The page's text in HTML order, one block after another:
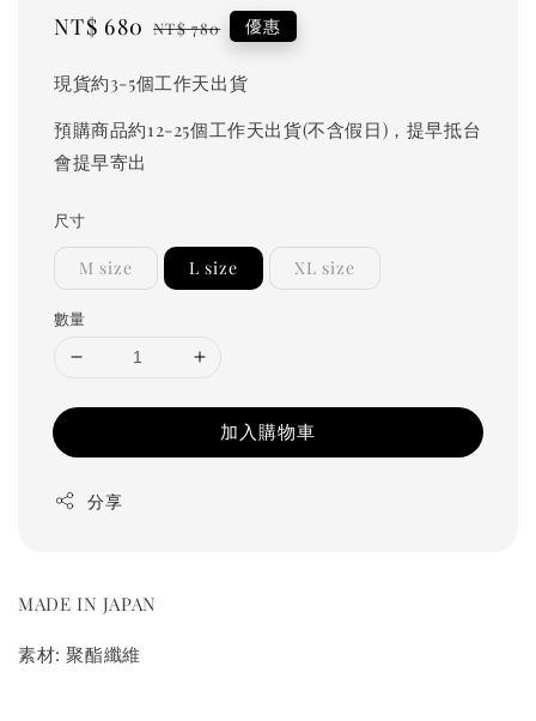
Sale
NT$ 680 Regular
NT$ 780 優惠
現貨約3-5個工作天出貨
預購商品約12-25個工作天出貨(不含假日)，提早抵台
會提早寄出
尺寸
M size L size XL size
數量
加入購物車
分享
MADE IN JAPAN
素材: 聚酯纖維